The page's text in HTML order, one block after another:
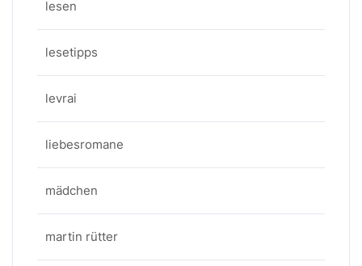
lesen
lesetipps
levrai
liebesromane
mädchen
martin rütter